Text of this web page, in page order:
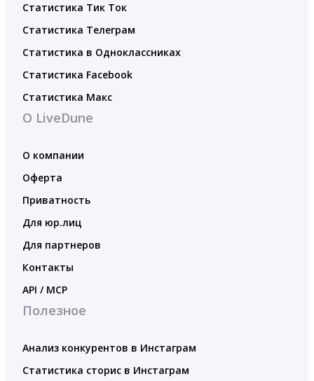
Статистика Тик Ток
Статистика Телеграм
Статистика в Одноклассниках
Статистика Facebook
Статистика Макс
О LiveDune
О компании
Оферта
Приватность
Для юр.лиц
Для партнеров
Контакты
API / MCP
Полезное
Анализ конкурентов в Инстаграм
Статистика сторис в Инстаграм